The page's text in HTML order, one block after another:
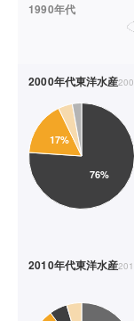
1990年代
2000年代東洋水産
2010年代東洋水産